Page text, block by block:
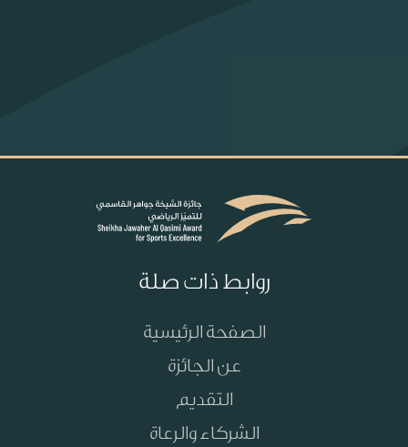
روابط ذات صلة
الصفحة الرئيسية
عن الجائزة
التقديم
الشركاء والرعاة